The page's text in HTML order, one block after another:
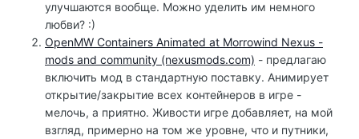
улучшаются вообще. Можно уделить им немного
любви? :)
OpenMW Containers Animated at Morrowind Nexus -
mods and community (nexusmods.com) - предлагаю
включить мод в стандартную поставку. Анимирует
открытие/закрытие всех контейнеров в игре -
мелочь, а приятно. Живости игре добавляет, на мой
взгляд, примерно на том же уровне, что и путники,